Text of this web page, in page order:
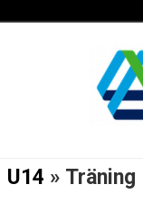
U14 » Träning